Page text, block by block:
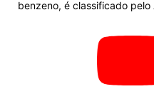
benzeno, é classificado